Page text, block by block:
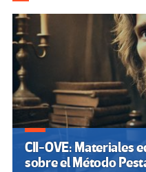
CII-OVE: Materiales
sobre el Método